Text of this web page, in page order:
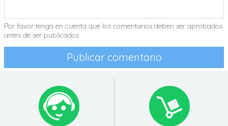
Por favor tenga en cuenta que los comentarios deben ser aprobados
antes de ser publicados